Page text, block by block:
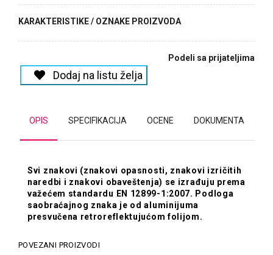
KARAKTERISTIKE / OZNAKE PROIZVODA
Podeli sa prijateljima
Dodaj na listu želja
OPIS SPECIFIKACIJA OCENE DOKUMENTA
Svi znakovi (znakovi opasnosti, znakovi izričitih
naredbi i znakovi obaveštenja) se izrađuju prema
važećem standardu EN 12899-1:2007. Podloga
saobraćajnog znaka je od aluminijuma
presvučena retroreflektujućom folijom.
POVEZANI PROIZVODI